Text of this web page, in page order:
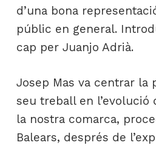
d’una bona
públic en general.
cap per Juanjo Adrià.
Josep Mas va centrar la
seu treball en l’evolució
la nostra comarca,
Balears, després de